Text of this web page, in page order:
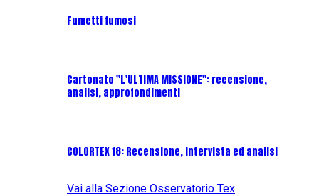
Fumetti fumosi
Cartonato "L'ULTIMA MISSIONE": recensione,
analisi, approfondimenti
COLORTEX 18: Recensione, intervista ed analisi
Vai alla Sezione Osservatorio Tex